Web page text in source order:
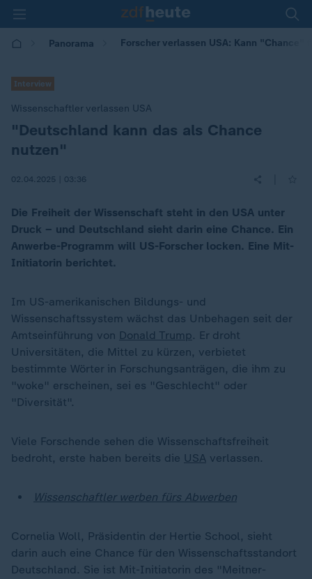
Panorama Forscher verlassen USA: Kann "Chance"
Interview
Wissenschaftler verlassen USA
:"Deutschland kann das als Chance
nutzen"
02.04.2025 | 03:36
Die Freiheit der Wissenschaft steht in den USA unter
Druck – und Deutschland sieht darin eine Chance. Ein
Anwerbe-Programm will US-Forscher locken. Eine Mit-
Initiatorin berichtet.
Im US-amerikanischen Bildungs- und
Wissenschaftssystem wächst das Unbehagen seit der
Amtseinführung von Donald Trump. Er droht
Universitäten, die Mittel zu kürzen, verbietet
bestimmte Wörter in Forschungsanträgen, die ihm zu
"woke" erscheinen, sei es "Geschlecht" oder
"Diversität".
Viele Forschende sehen die Wissenschaftsfreiheit
bedroht, erste haben bereits die USA verlassen.
Wissenschaftler werben fürs Abwerben
Cornelia Woll, Präsidentin der Hertie School, sieht
darin auch eine Chance für den Wissenschaftsstandort
Deutschland. Sie ist Mit-Initiatorin des "Meitner-